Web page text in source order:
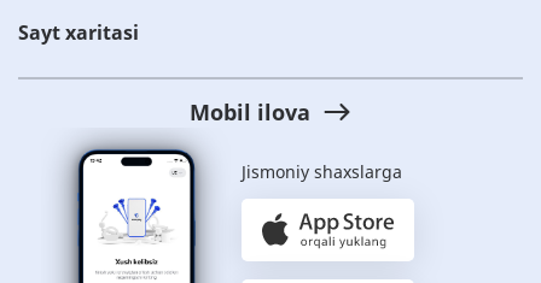
Sayt xaritasi
Mobil ilova
Jismoniy shaxslarga